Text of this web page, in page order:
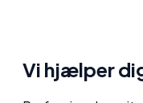
Vi hjælper